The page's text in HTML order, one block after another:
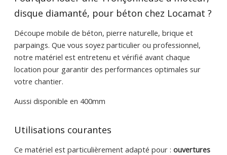
disque diamanté, pour béton chez Locamat ?
Découpe mobile de béton, pierre naturelle, brique et
parpaings. Que vous soyez particulier ou professionnel,
notre matériel est entretenu et vérifié avant chaque
location pour garantir des performances optimales sur
votre chantier.
Aussi disponible en 400mm
Utilisations courantes
Ce matériel est particulièrement adapté pour : ouvertures